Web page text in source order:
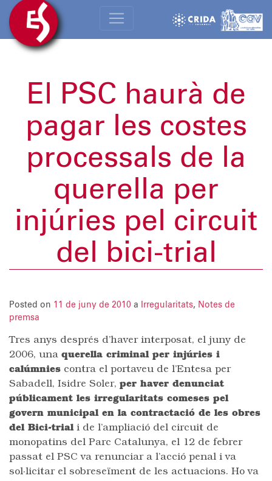
El PSC haurà de
pagar les costes
processals de la
querella per
injúries pel circuit
del bici-trial
Posted on 11 de juny de 2010 a Irregularitats, Notes de
premsa
Tres anys després d’haver interposat, el juny de
2006, una querella criminal per injúries i
calúmnies contra el portaveu de l’Entesa per
Sabadell, Isidre Soler, per haver denunciat
públicament les irregularitats comeses pel
govern municipal en la contractació de les obres
del Bici-triali de l’ampliació del circuit de
monopatins del Parc Catalunya, el 12 de febrer
passat el PSC va renunciar a l’acció penal i va
sol·licitar el sobreseïment de les actuacions. Ho va